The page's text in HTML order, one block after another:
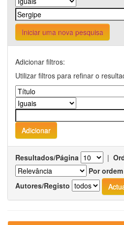
Iniciar uma nova pesquisa
Adicionar filtros:
Utilizar filtros para refinar o
Resultados/Página |
Por ordem
Autores/Registo